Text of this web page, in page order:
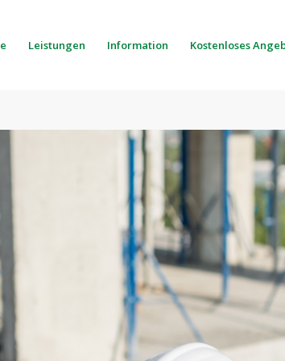
Leistungen Information Kostenloses